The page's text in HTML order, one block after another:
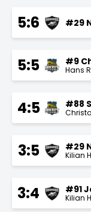
5:6 #29
5:5 #9
Hans
4:5 #88
3:5 #29
Kilian
3:4 #91
Kilian